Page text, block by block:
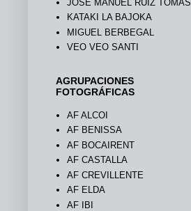
JOSÉ MANUEL RUIZ TOMÁS
KATAKI LA BAJOKA
MIGUEL BERBEGAL
VEO VEO SANTI
AGRUPACIONES
FOTOGRÁFICAS
AF ALCOI
AF BENISSA
AF BOCAIRENT
AF CASTALLA
AF CREVILLENTE
AF ELDA
AF IBI